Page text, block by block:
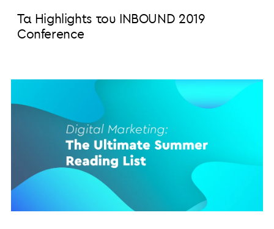
Τα Highlights του INBOUND 2019
Conference